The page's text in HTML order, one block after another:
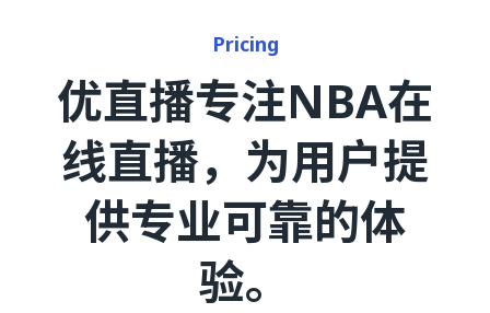
Pricing
优直播专注NBA在
线直播，为用户提
供专业可靠的体
验。